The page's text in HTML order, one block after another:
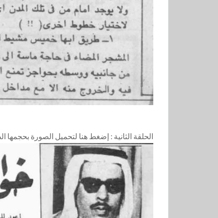
الحلقة الثانية : إضغط هنا لتحميل الصورة بحجمها